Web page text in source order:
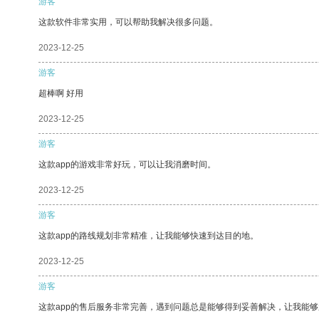
这款软件非常实用，可以帮助我解决很多问题。
2023-12-25
游客
超棒啊 好用
2023-12-25
游客
这款app的游戏非常好玩，可以让我消磨时间。
2023-12-25
游客
这款app的路线规划非常精准，让我能够快速到达目的地。
2023-12-25
游客
这款app的售后服务非常完善，遇到问题总是能够得到妥善解决，让我能够